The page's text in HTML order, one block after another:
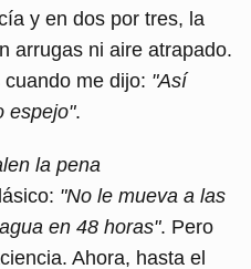
y en dos por tres, la
arrugas ni aire atrapado.
me dijo: "Así
espejo".
la pena
"No le mueva a las
en 48 horas". Pero
Ahora, hasta el